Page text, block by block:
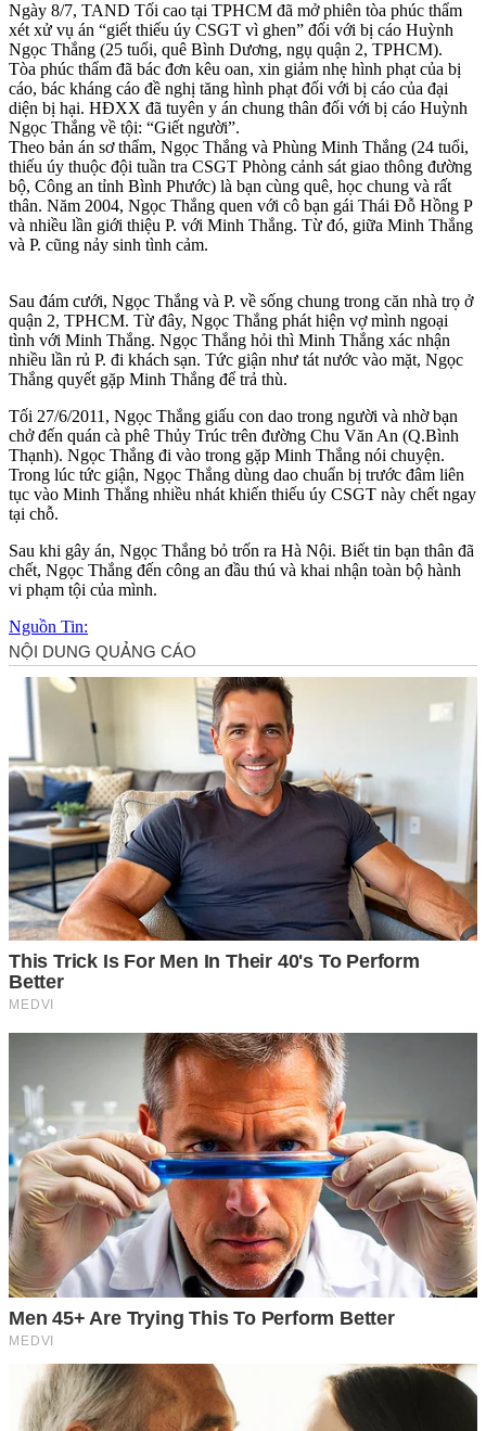
Ngày 8/7, TAND Tối cao tại TPHCM đã mở phiên tòa phúc thẩm
xét xử vụ án “giết thiếu úy CSGT vì ghen” đối với bị cáo Huỳnh
Ngọc Thắng (25 tuổi, quê Bình Dương, ngụ quận 2, TPHCM).
Tòa phúc thẩm đã bác đơn kêu oan, xin giảm nhẹ hình phạt của bị
cáo, bác kháng cáo đề nghị tăng hình phạt đối với bị cáo của đại
diện bị hại. HĐXX đã tuyên y án chung thân đối với bị cáo Huỳnh
Ngọc Thắng về tội: “Giết người”.
Theo bản án sơ thẩm, Ngọc Thắng và Phùng Minh Thắng (24 tuổi,
thiếu úy thuộc đội tuần tra CSGT Phòng cảnh sát giao thông đường
bộ, Công an tỉnh Bình Phước) là bạn cùng quê, học chung và rất
thân. Năm 2004, Ngọc Thắng quen với cô bạn gái Thái Đỗ Hồng P
và nhiều lần giới thiệu P. với Minh Thắng. Từ đó, giữa Minh Thắng
và P. cũng nảy sinh tình cảm.
Sau đám cưới, Ngọc Thắng và P. về sống chung trong căn nhà trọ ở
quận 2, TPHCM. Từ đây, Ngọc Thắng phát hiện vợ mình ngoại
tình với Minh Thắng. Ngọc Thắng hỏi thì Minh Thắng xác nhận
nhiều lần rủ P. đi khách sạn. Tức giận như tát nước vào mặt, Ngọc
Thắng quyết gặp Minh Thắng để trả thù.
Tối 27/6/2011, Ngọc Thắng giấu con dao trong người và nhờ bạn
chở đến quán cà phê Thủy Trúc trên đường Chu Văn An (Q.Bình
Thạnh). Ngọc Thắng đi vào trong gặp Minh Thắng nói chuyện.
Trong lúc tức giận, Ngọc Thắng dùng dao chuẩn bị trước đâm liên
tục vào Minh Thắng nhiều nhát khiến thiếu úy CSGT này chết ngay
tại chỗ.
Sau khi gây án, Ngọc Thắng bỏ trốn ra Hà Nội. Biết tin bạn thân đã
chết, Ngọc Thắng đến công an đầu thú và khai nhận toàn bộ hành
vi phạm tội của mình.
Nguồn Tin: